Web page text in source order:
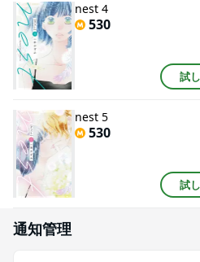
nest 4
530
試
nest 5
530
試
通知管理